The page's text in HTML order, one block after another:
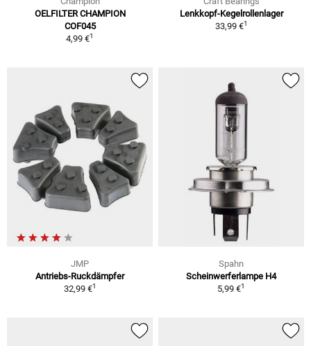
OELFILTER CHAMPION
COF045
4,99 €1
Lenkkopf-Kegelrollenlager
33,99 €1
JMP
Antriebs-Ruckdämpfer
32,99 €1
Spahn
Scheinwerferlampe H4
5,99 €1